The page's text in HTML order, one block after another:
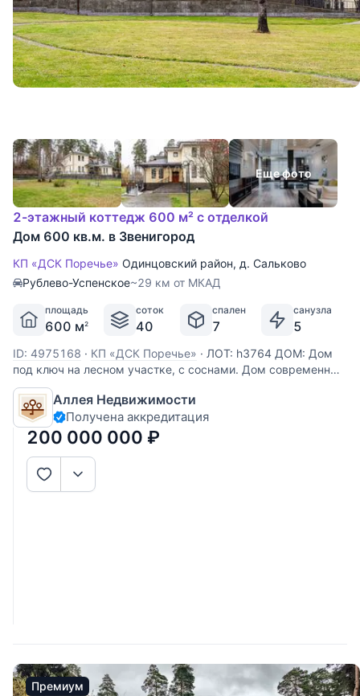
Еще фото
2-этажный коттедж 600 м² с отделкой
Дом 600 кв.м. в Звенигород
КП «ДСК Поречье» Одинцовский район, д. Сальково
Рублево-Успенское~29 км от МКАД
площадь
600 м2
соток
40
спален
7
санузла
5
ID: 4975168 · КП «ДСК Поречье» · ЛОТ: h3764 ДОМ: Дом
под ключ на лесном участке, с соснами. Дом современный
с грамотной планировкой и лучшими решениями в дизайне
интерьеров, обеспечивающие максимальный комфорт и
уют. В доме 7 спален и просторные общие зоны с
большими окнами, а
Аллея Недвижимости
Получена аккредитация
200 000 000 ₽
Премиум